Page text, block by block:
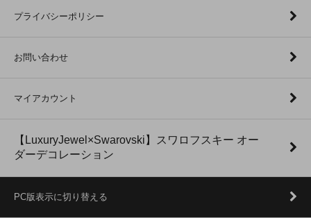
プライバシーポリシー
お問い合わせ
マイアカウント
【LuxuryJewel×Swarovski】スワロフスキー オー
ダーデコレーション
PC版表示に切り替える